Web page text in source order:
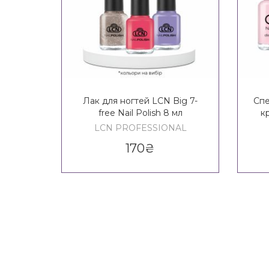
Лак для ногтей LCN Big 7-
free Nail Polish 8 мл
LCN PROFESSIONAL
170₴